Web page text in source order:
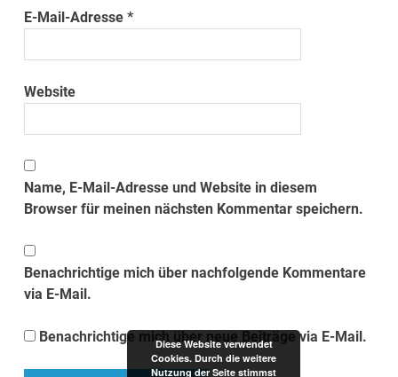
E-Mail-Adresse*
Website
Name, E-Mail-Adresse und Website in diesem
Browser für meinen nächsten Kommentar speichern.
Benachrichtige mich über nachfolgende Kommentare
via E-Mail.
Benachrichtige mich über neue Beiträge via E-Mail.
Diese Website verwendet
Cookies. Durch die weitere
Nutzung der Seite stimmst